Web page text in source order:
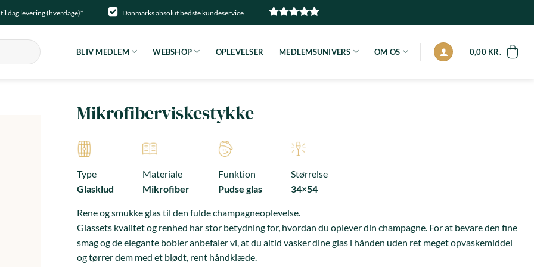
til dag levering (hverdage)* Danmarks absolut bedste kundeservice
BLIV MEDLEM WEBSHOP OPLEVELSER MEDLEMSUNIVERS OM OS 0,00 KR.
Mikrofiberviskestykke
Type
Glasklud
Materiale
Mikrofiber
Funktion
Pudse glas
Størrelse
34×54
Rene og smukke glas til den fulde champagneoplevelse.
Glassets kvalitet og renhed har stor betydning for, hvordan du oplever din champagne. For at bevare den fine
smag og de elegante bobler anbefaler vi, at du altid vasker dine glas i hånden uden ret meget opvaskemiddel
og tørrer dem med et blødt, rent håndklæde.